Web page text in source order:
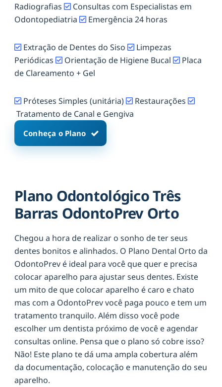
Radiografias
Consultas com Especialistas em
Odontopediatria
Emergência 24 horas
Extração de Dentes do Siso
Limpezas
Periódicas
Orientação de Higiene Bucal
Placa
de Clareamento + Gel
Próteses Simples (unitária)
Restaurações
Tratamento de Canal e Gengiva
Conheça o Plano
Plano Odontológico Três
Barras OdontoPrev Orto
Chegou a hora de realizar o sonho de ter seus
dentes bonitos e alinhados. O Plano Dental Orto da
OdontoPrev é ideal para você que quer e precisa
colocar aparelho para ajustar seus dentes. Existe
um mito de que colocar aparelho é caro e chato
mas com a OdontoPrev você paga pouco e tem um
tratamento tranquilo. Além disso você pode
escolher um dentista próximo de você e agendar
consultas online. Pensa que o plano só cobre isso?
Não! Este plano te dá uma ampla cobertura além
da documentação, colocação e manutenção do seu
aparelho.